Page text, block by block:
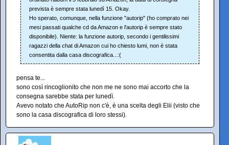
prevista è sempre stata lunedì 15. Okay.
Ho sperato, comunque, nella funzione "autorip" (ho comprato nei
mesi passati qualche cd da Amazon e l'autorip è sempre stato
disponibile). Niente: la funzione autorip, secondo i gentilissimi
ragazzi della chat di Amazon cui ho chiesto lumi, non è stata
consentita dalla casa discografica...:(
pensa te...
sono così rincoglionito che non me ne sono mai accorto che la
consegna sarebbe stata per lunedì.
Avevo notato che AutoRip non c'è, è una scelta degli Elii (visto che
sono la casa discografica di loro stessi).